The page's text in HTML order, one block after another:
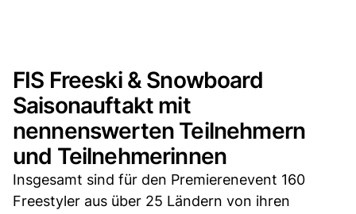
FIS Freeski & Snowboard
Saisonauftakt mit
nennenswerten Teilnehmern
und Teilnehmerinnen
Insgesamt sind für den Premierenevent 160
Freestyler aus über 25 Ländern von ihren